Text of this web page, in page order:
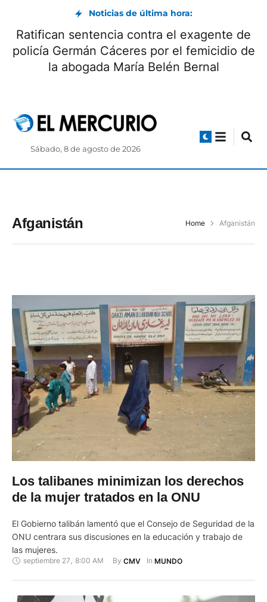
Noticias de última hora:
Ratifican sentencia contra el exagente de
policía Germán Cáceres por el femicidio de
la abogada María Belén Bernal
Sábado, 8 de agosto de 2026
Afganistán Home Afganistán
Los talibanes minimizan los derechos
de la mujer tratados en la ONU
El Gobierno talibán lamentó que el Consejo de Seguridad de la
ONU centrara sus discusiones en la educación y trabajo de
las mujeres.
septiembre 27, 8:00 AM By CMV In MUNDO